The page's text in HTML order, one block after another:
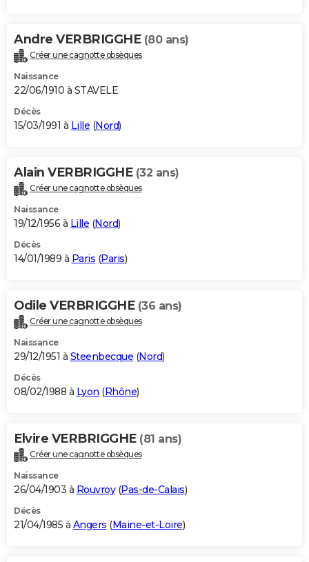
Andre VERBRIGGHE (80 ans)
Créer une cagnotte obsèques
Naissance
22/06/1910 à STAVELE
Décès
15/03/1991 à Lille (Nord)
Alain VERBRIGGHE (32 ans)
Créer une cagnotte obsèques
Naissance
19/12/1956 à Lille (Nord)
Décès
14/01/1989 à Paris (Paris)
Odile VERBRIGGHE (36 ans)
Créer une cagnotte obsèques
Naissance
29/12/1951 à Steenbecque (Nord)
Décès
08/02/1988 à Lyon (Rhône)
Elvire VERBRIGGHE (81 ans)
Créer une cagnotte obsèques
Naissance
26/04/1903 à Rouvroy(Pas-de-Calais)
Décès
21/04/1985 à Angers (Maine-et-Loire)